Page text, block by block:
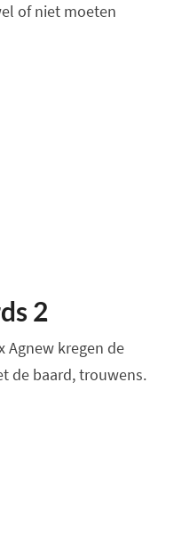
of niet moeten
2
Agnew kregen de
de baard, trouwens.